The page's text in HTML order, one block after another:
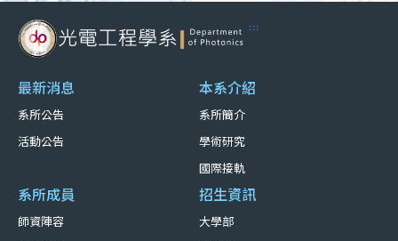
:::
最新消息
系所公告
活動公告
本系介紹
系所簡介
學術研究
國際接軌
系所成員
師資陣容
招生資訊
大學部